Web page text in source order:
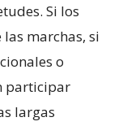
Si los
marchas, si
o
participar
largas